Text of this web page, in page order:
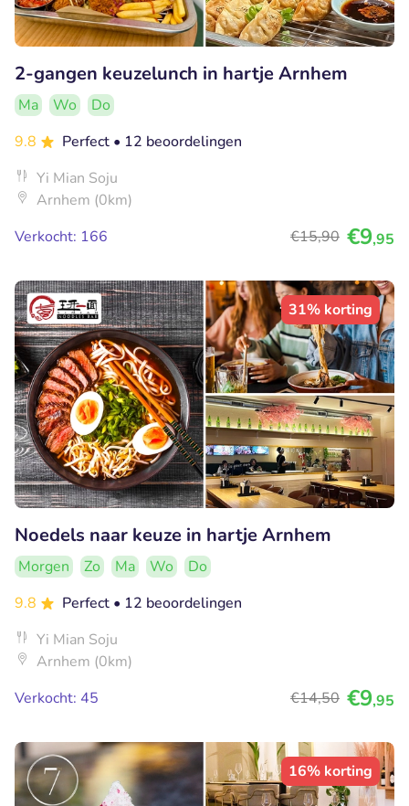
2-gangen keuzelunch in hartje Arnhem
Ma Wo
Do
9.8
Perfect • 12 beoordelingen
Yi Mian Soju
Arnhem (0km)
Verkocht: 166
€15,90 €9,95
31% korting
Noedels naar keuze in hartje Arnhem
Morgen Zo Ma Wo
Do
9.8
Perfect • 12 beoordelingen
Yi Mian Soju
Arnhem (0km)
Verkocht: 45
€14,50 €9,95
16% korting